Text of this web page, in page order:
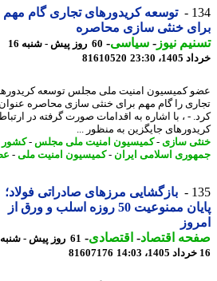
توسعه کریدورهای تجاری گام مهم
خنثی سازی محاصره
نیوز-سیاسی-
60 روز پیش - شنبه 16
23:30
81610520
کمیسیون امنیت ملی مجلس توسعه کریدورهای
را گام مهم برای خنثی سازی محاصره عنوان
- ، با اشاره به اقدامات صورت گرفته در ارتباط
جایگزین به منظور ...
سازی- کمیسیون امنیت ملی مجلس-کشور-
اسلامی ایران - کمیسیون امنیت ملی -عضو
بازگشایی مرزهای صادراتی فولاد؛
پایان ممنوعیت 50 روزه اسلب و ورق از
اقتصاد-اقتصادی-
61 روز پیش - شنبه
81607176